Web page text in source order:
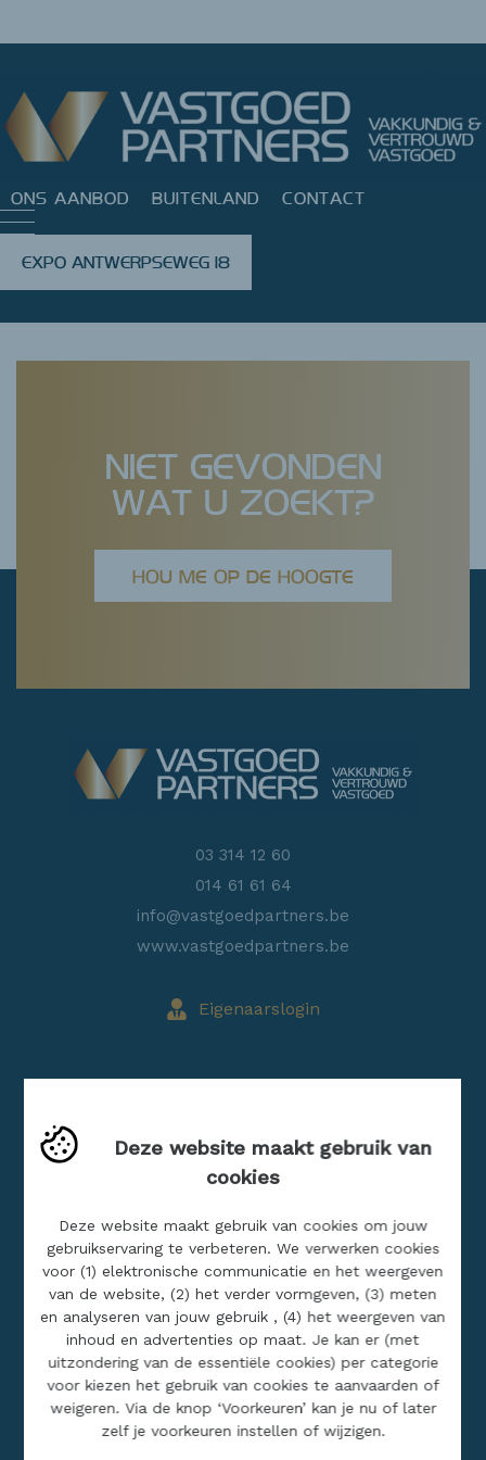
ONS AANBOD BUITENLAND CONTACT
EXPO ANTWERPSEWEG 18
NIET GEVONDEN
WAT U ZOEKT?
HOU ME OP DE HOOGTE
03 314 12 60
014 61 61 64
info@vastgoedpartners.be
www.vastgoedpartners.be
SITEMAP
Home
Ons aanbod
Over ons
Buitenland
Jobs
Realisaties
Eigenaarslogin
Deze website maakt gebruik van
cookies
Deze website maakt gebruik van cookies om jouw
gebruikservaring te verbeteren. We verwerken cookies
voor (1) elektronische communicatie en het weergeven
van de website, (2) het verder vormgeven, (3) meten
en analyseren van jouw gebruik , (4) het weergeven van
inhoud en advertenties op maat. Je kan er (met
uitzondering van de essentiële cookies) per categorie
voor kiezen het gebruik van cookies te aanvaarden of
weigeren. Via de knop ‘Voorkeuren’ kan je nu of later
zelf je voorkeuren instellen of wijzigen.